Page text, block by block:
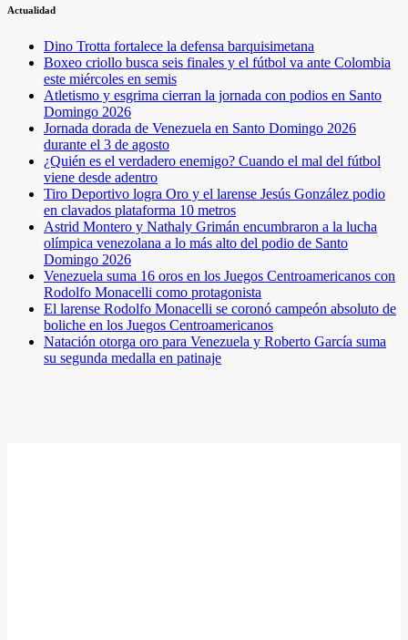
Actualidad
Dino Trotta fortalece la defensa barquisimetana
Boxeo criollo busca seis finales y el fútbol va ante Colombia
este miércoles en semis
Atletismo y esgrima cierran la jornada con podios en Santo
Domingo 2026
Jornada dorada de Venezuela en Santo Domingo 2026
durante el 3 de agosto
¿Quién es el verdadero enemigo? Cuando el mal del fútbol
viene desde adentro
Tiro Deportivo logra Oro y el larense Jesús González podio
en clavados plataforma 10 metros
Astrid Montero y Nathaly Grimán encumbraron a la lucha
olímpica venezolana a lo más alto del podio de Santo
Domingo 2026
Venezuela suma 16 oros en los Juegos Centroamericanos con
Rodolfo Monacelli como protagonista
El larense Rodolfo Monacelli se coronó campeón absoluto de
boliche en los Juegos Centroamericanos
Natación otorga oro para Venezuela y Roberto García suma
su segunda medalla en patinaje